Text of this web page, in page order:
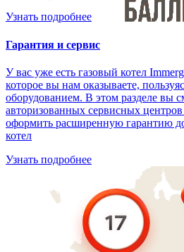
Узнать подробнее
Гарантия и сервис
У вас уже есть газовый котел
которое вы нам оказываете,
оборудованием. В этом разделе вы
авторизованных сервисных
оформить расширенную гарантию
котел
Узнать подробнее